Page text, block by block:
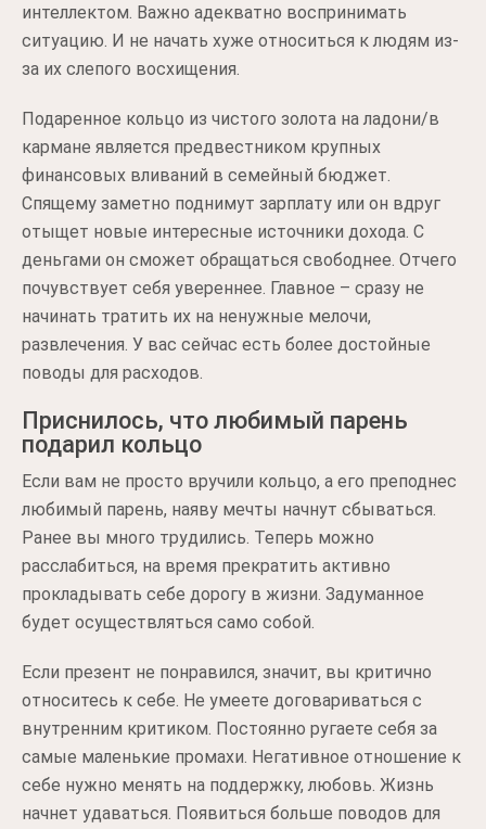
интеллектом. Важно адекватно воспринимать
ситуацию. И не начать хуже относиться к людям из-
за их слепого восхищения.
Подаренное кольцо из чистого золота на ладони/в
кармане является предвестником крупных
финансовых вливаний в семейный бюджет.
Спящему заметно поднимут зарплату или он вдруг
отыщет новые интересные источники дохода. С
деньгами он сможет обращаться свободнее. Отчего
почувствует себя увереннее. Главное – сразу не
начинать тратить их на ненужные мелочи,
развлечения. У вас сейчас есть более достойные
поводы для расходов.
Приснилось, что любимый парень
подарил кольцо
Если вам не просто вручили кольцо, а его преподнес
любимый парень, наяву мечты начнут сбываться.
Ранее вы много трудились. Теперь можно
расслабиться, на время прекратить активно
прокладывать себе дорогу в жизни. Задуманное
будет осуществляться само собой.
Если презент не понравился, значит, вы критично
относитесь к себе. Не умеете договариваться с
внутренним критиком. Постоянно ругаете себя за
самые маленькие промахи. Негативное отношение к
себе нужно менять на поддержку, любовь. Жизнь
начнет удаваться. Появиться больше поводов для